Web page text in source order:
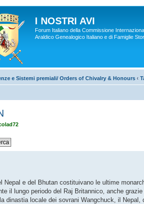
I NOSTRI AVI
Forum Italiano della Commissione
Araldico Genealogico Italiano e di Famiglie
e Sistemi premiali/ Orders of Chivalry & Honours ‹
Nepal e del Bhutan costituivano le ultime
il lungo periodo del Raj Britannico, anche
dinastia locale dei sovrani Wangchuck, il